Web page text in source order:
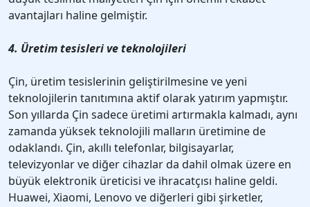
avantajları haline gelmiştir.
4. Üretim tesisleri ve teknolojileri
Çin, üretim tesislerinin geliştirilmesine ve yeni
teknolojilerin tanıtımına aktif olarak yatırım yapmıştır.
Son yıllarda Çin sadece üretimi artırmakla kalmadı, aynı
zamanda yüksek teknolojili malların üretimine de
odaklandı. Çin, akıllı telefonlar, bilgisayarlar,
televizyonlar ve diğer cihazlar da dahil olmak üzere en
büyük elektronik üreticisi ve ihracatçısı haline geldi.
Huawei, Xiaomi, Lenovo ve diğerleri gibi şirketler,